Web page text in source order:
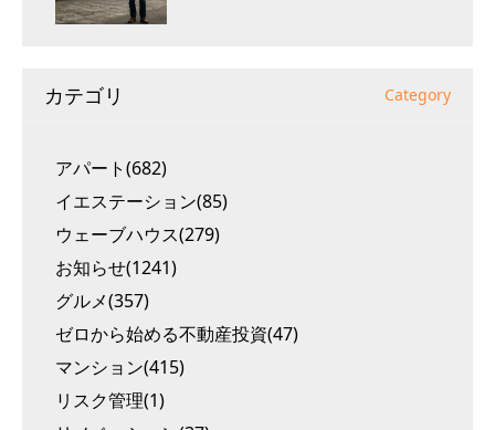
カテゴリ Category
アパート(682)
イエステーション(85)
ウェーブハウス(279)
お知らせ(1241)
グルメ(357)
ゼロから始める不動産投資(47)
マンション(415)
リスク管理(1)